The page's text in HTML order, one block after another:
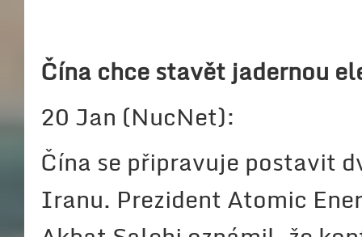
Čína chce stavět jadernou
20 Jan (NucNet):
Čína se připravuje postavit
Iranu. Prezident Atomic